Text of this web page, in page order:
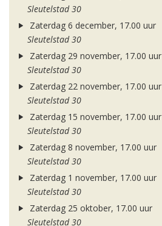
Sleutelstad 30
Zaterdag 6 december, 17.00 uur
Sleutelstad 30
Zaterdag 29 november, 17.00 uur
Sleutelstad 30
Zaterdag 22 november, 17.00 uur
Sleutelstad 30
Zaterdag 15 november, 17.00 uur
Sleutelstad 30
Zaterdag 8 november, 17.00 uur
Sleutelstad 30
Zaterdag 1 november, 17.00 uur
Sleutelstad 30
Zaterdag 25 oktober, 17.00 uur
Sleutelstad 30